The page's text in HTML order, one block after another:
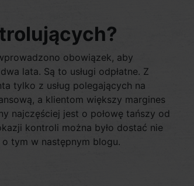
obowiązek, aby
lata. Są to usługi odpłatne. Z
tylko z usług polegających na
a klientom większy margines
najczęściej jest o połowę tańszy od
kontroli można było dostać nie
tym w następnym blogu.